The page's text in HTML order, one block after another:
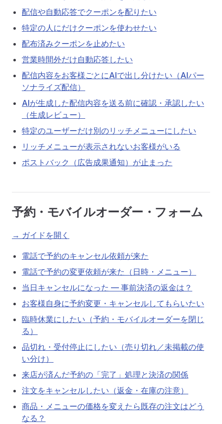
配信や自動応答でクーポンを配りたい
特定の人にだけクーポンを使わせたい
配布済みクーポンを止めたい
営業時間外だけ自動応答したい
配信内容をお客様ごとにAIで出し分けたい（AIパー
ソナライズ配信）
AIが生成した配信内容を送る前に確認・承認したい
（生成レビュー）
特定のユーザーだけ別のリッチメニューにしたい
リッチメニューが表示されないお客様がいる
ポストバック（広告成果通知）が止まった
予約・モバイルオーダー・フォーム
→ ガイドを開く
電話で予約のキャンセル依頼が来た
電話で予約の変更依頼が来た（日時・メニュー）
当日キャンセルになった — 事前決済の返金は？
お客様自身に予約変更・キャンセルしてもらいたい
臨時休業にしたい（予約・モバイルオーダーを閉じ
る）
品切れ・受付停止にしたい（売り切れ／未掲載の使
い分け）
来店が済んだ予約の「完了」処理と決済の関係
注文をキャンセルしたい（返金・在庫の注意）
商品・メニューの価格を変えたら既存の注文はどう
なる？